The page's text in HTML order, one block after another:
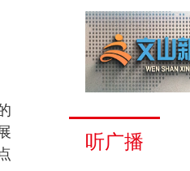
听广播